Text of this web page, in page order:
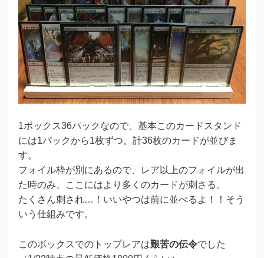
1ボックス36パックなので、基本このカードスタンド
には1パックから1枚ずつ。計36枚のカードが並びま
す。
フォイル枠が別にあるので、レア以上のフォイルが出
た時のみ、ここにはより多くのカードが刺さる。
たくさん刺され…！いいやつは前に並べるよ！！そう
いう仕組みです。
このボックスでのトップレアは艱苦の伝令でした